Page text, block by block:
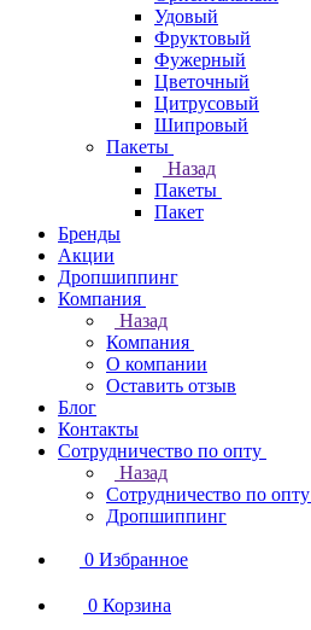
Удовый
Фруктовый
Фужерный
Цветочный
Цитрусовый
Шипровый
Пакеты
Назад
Пакеты
Пакет
Бренды
Акции
Дропшиппинг
Компания
Назад
Компания
О компании
Оставить отзыв
Блог
Контакты
Сотрудничество по опту
Назад
Сотрудничество по опту
Дропшиппинг
0 Избранное
0 Корзина